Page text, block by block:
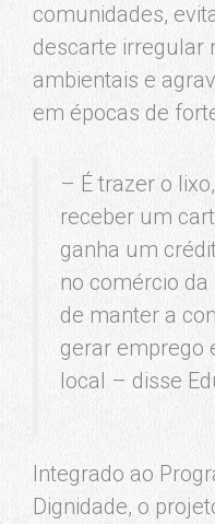
comunidades,
descarte irregular
ambientais e
em épocas de
– É trazer o
receber um
ganha um
no comércio
de manter a
gerar emprego
local – disse
Integrado ao
Dignidade, o